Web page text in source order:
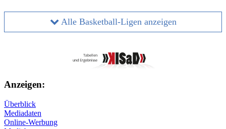
Alle Basketball-Ligen anzeigen
Anzeigen:
Überblick
Mediadaten
Online-Werbung